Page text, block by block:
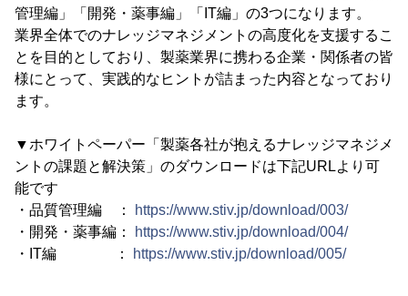
管理編」「開発・薬事編」「IT編」の3つになります。
業界全体でのナレッジマネジメントの高度化を支援するこ
とを目的としており、製薬業界に携わる企業・関係者の皆
様にとって、実践的なヒントが詰まった内容となっており
ます。
▼ホワイトペーパー「製薬各社が抱えるナレッジマネジメ
ントの課題と解決策」のダウンロードは下記URLより可
能です
・品質管理編 ：
https://www.stiv.jp/download/003/
・開発・薬事編：
https://www.stiv.jp/download/004/
・IT編 ：
https://www.stiv.jp/download/005/